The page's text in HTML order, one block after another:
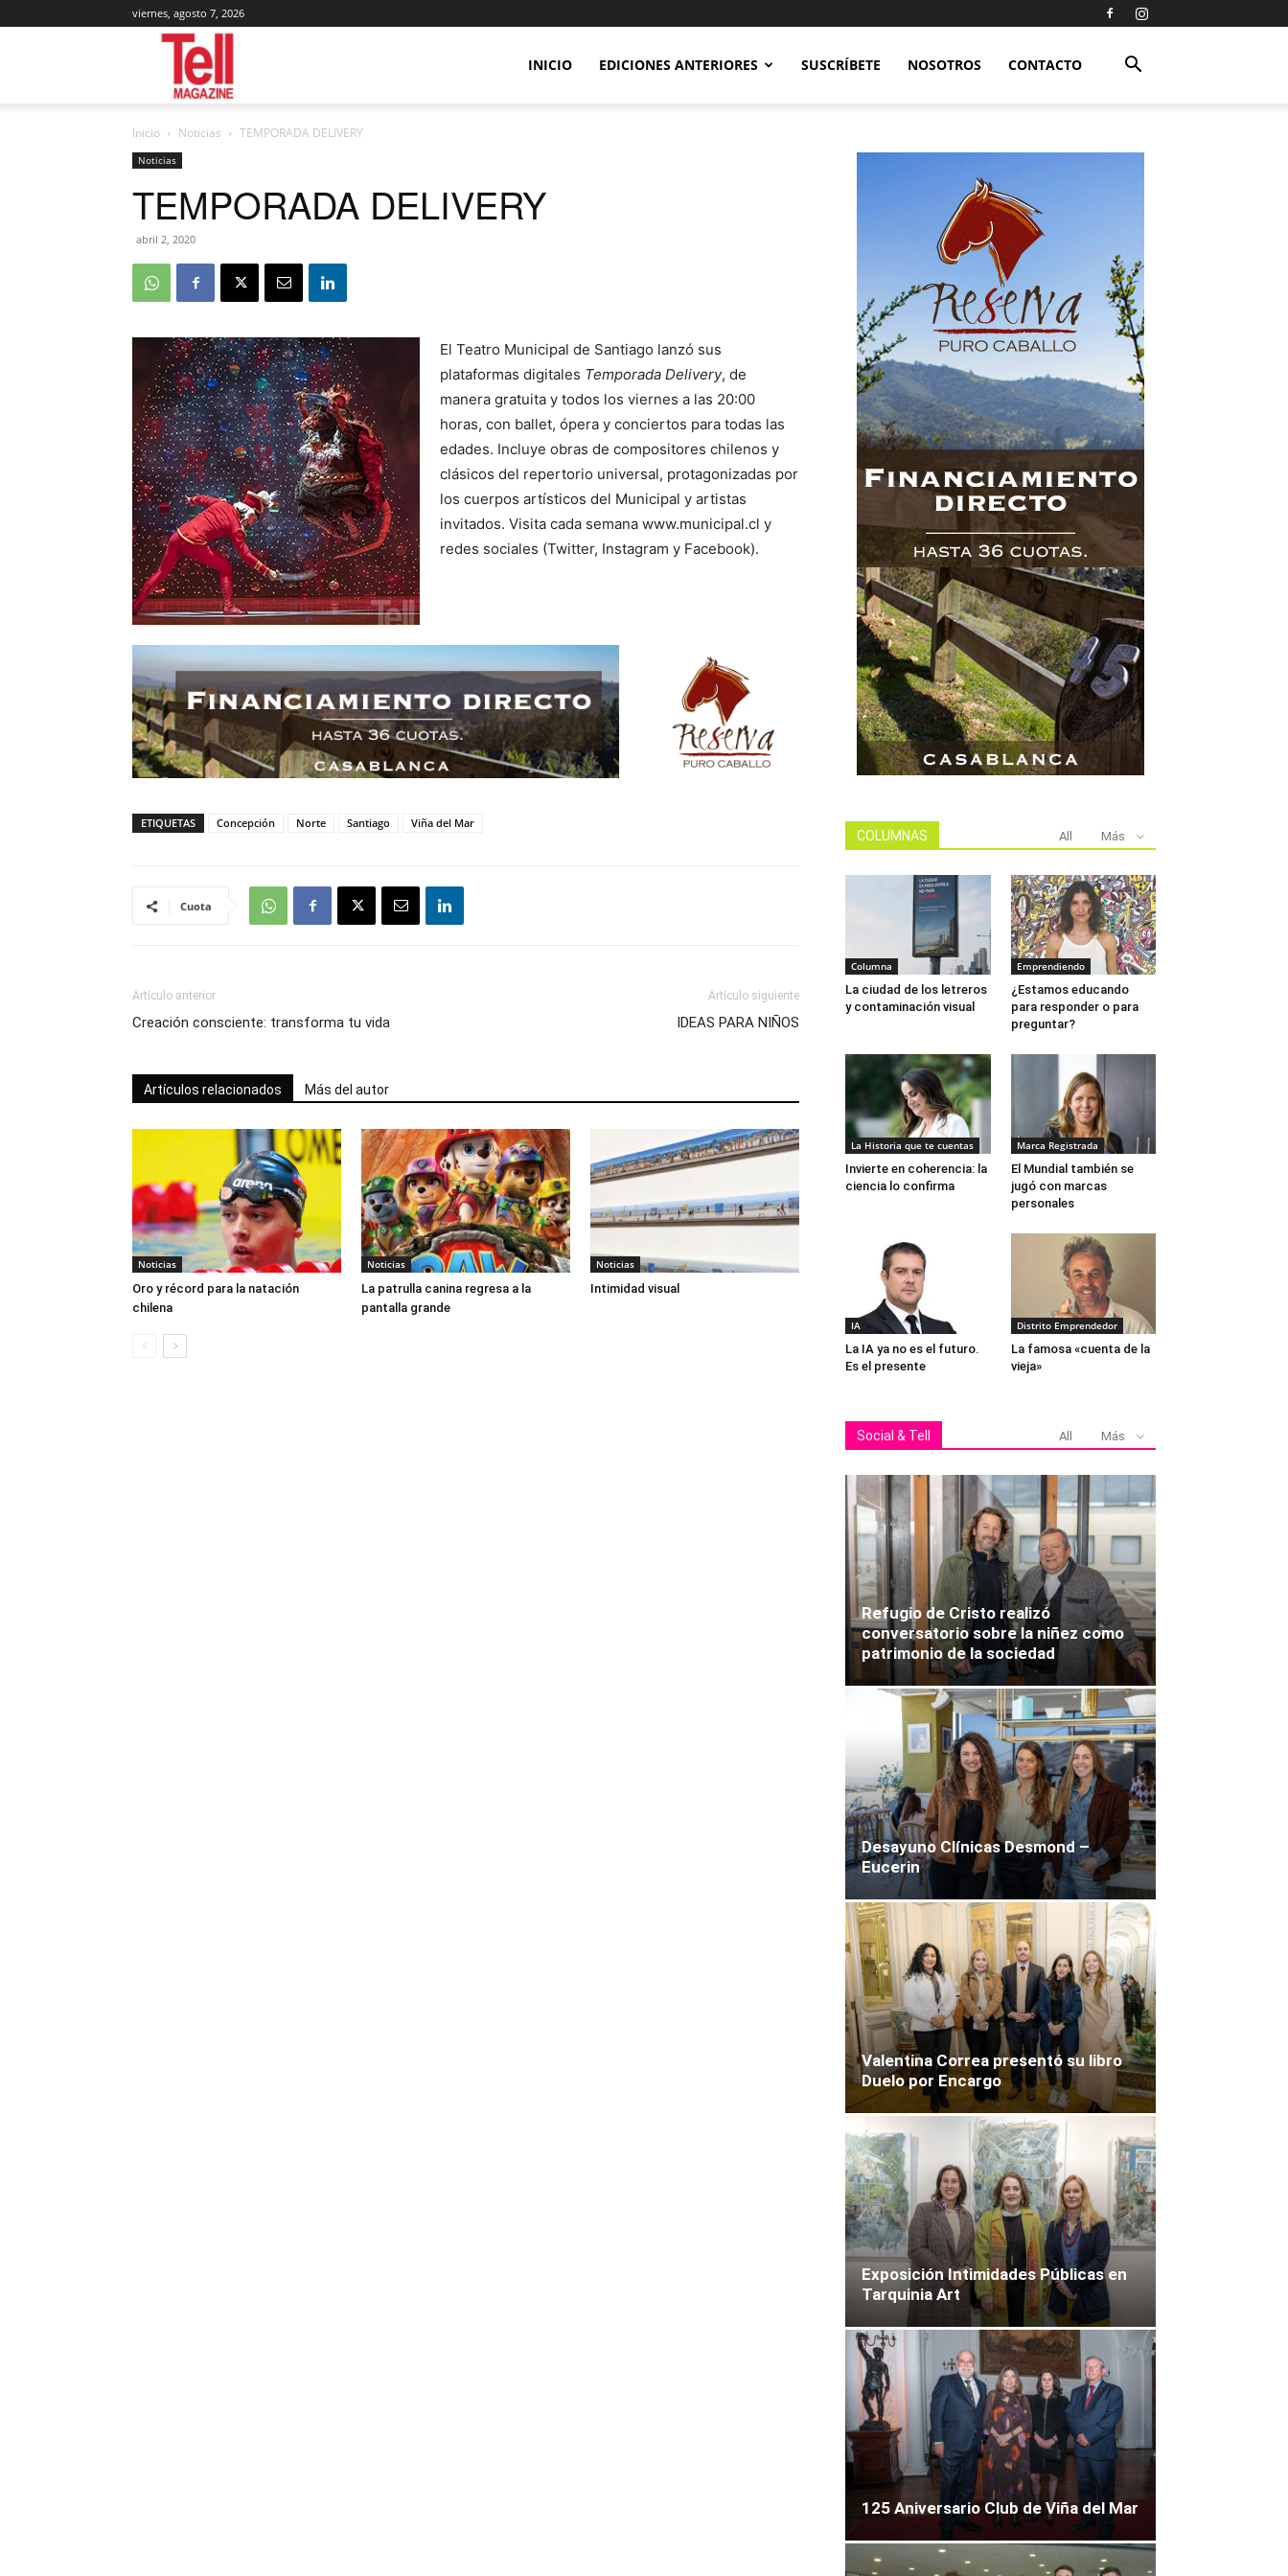
viernes, agosto 7, 2026
Magazine
INICIO EDICIONES ANTERIORES SUSCRÍBETE NOSOTROS CONTACTO
Inicio Noticias TEMPORADA DELIVERY
Noticias
TEMPORADA DELIVERY
abril 2, 2020
El Teatro Municipal de Santiago lanzó sus
plataformas digitales Temporada Delivery, de
manera gratuita y todos los viernes a las 20:00
horas, con ballet, ópera y conciertos para todas las
edades. Incluye obras de compositores chilenos y
clásicos del repertorio universal, protagonizadas por
los cuerpos artísticos del Municipal y artistas
invitados. Visita cada semana www.municipal.cl y
redes sociales (Twitter, Instagram y Facebook).
ETIQUETAS Concepción Norte Santiago Viña del Mar
Cuota
Artículo anterior
Creación consciente: transforma tu vida
Artículo siguiente
IDEAS PARA NIÑOS
Artículos relacionados Más del autor
Noticias
Oro y récord para la natación
chilena
Noticias
La patrulla canina regresa a la
pantalla grande
Noticias
Intimidad visual
COLUMNAS All Más
Columna
La ciudad de los letreros
y contaminación visual
Emprendiendo
¿Estamos educando
para responder o para
preguntar?
La Historia que te cuentas
Invierte en coherencia: la
ciencia lo confirma
Marca Registrada
El Mundial también se
jugó con marcas
personales
IA
La IA ya no es el futuro.
Es el presente
Distrito Emprendedor
La famosa «cuenta de la
vieja»
Social & Tell All Más
Refugio de Cristo realizó
conversatorio sobre la niñez como
patrimonio de la sociedad
Desayuno Clínicas Desmond –
Eucerin
Valentina Correa presentó su libro
Duelo por Encargo
Exposición Intimidades Públicas en
Tarquinia Art
125 Aniversario Club de Viña del Mar